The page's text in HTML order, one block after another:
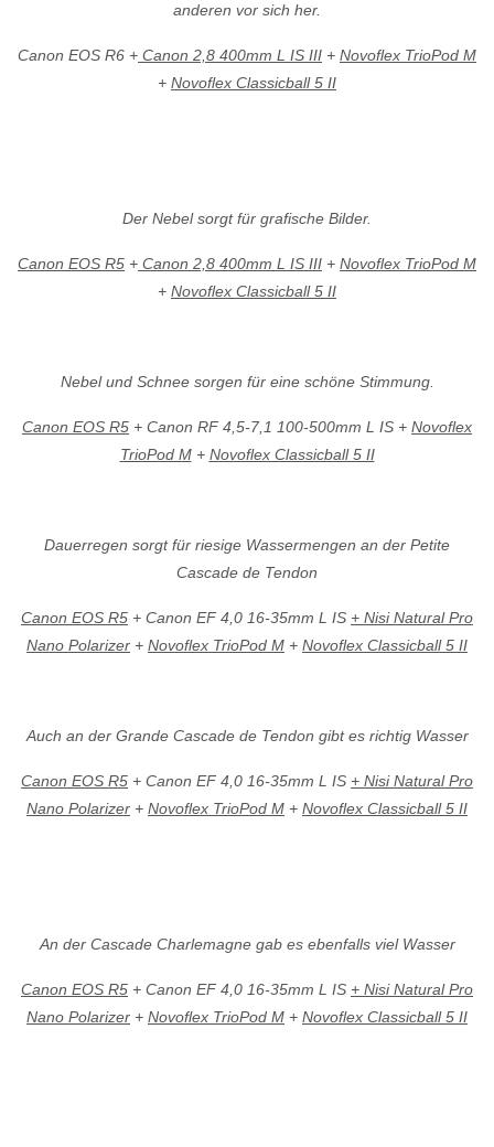
anderen vor sich her.
Canon EOS R6 + Canon 2,8 400mm L IS III + Novoflex TrioPod M
+ Novoflex Classicball 5 II
Der Nebel sorgt für grafische Bilder.
Canon EOS R5 + Canon 2,8 400mm L IS III + Novoflex TrioPod M
+ Novoflex Classicball 5 II
Nebel und Schnee sorgen für eine schöne Stimmung.
Canon EOS R5 + Canon RF 4,5-7,1 100-500mm L IS + Novoflex
TrioPod M+ Novoflex Classicball 5 II
Dauerregen sorgt für riesige Wassermengen an der Petite
Cascade de Tendon
Canon EOS R5 + Canon EF 4,0 16-35mm L IS + Nisi Natural Pro
Nano Polarizer + Novoflex TrioPod M + Novoflex Classicball 5 II
Auch an der Grande Cascade de Tendon gibt es richtig Wasser
Canon EOS R5 + Canon EF 4,0 16-35mm L IS + Nisi Natural Pro
Nano Polarizer + Novoflex TrioPod M + Novoflex Classicball 5 II
An der Cascade Charlemagne gab es ebenfalls viel Wasser
Canon EOS R5 + Canon EF 4,0 16-35mm L IS + Nisi Natural Pro
Nano Polarizer + Novoflex TrioPod M + Novoflex Classicball 5 II